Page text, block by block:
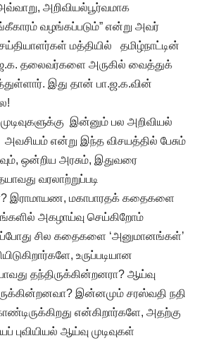
அறிவியல்பூர்வமாக
வழங்கப்படும்” என்று அவர்
மத்தியில் தமிழ்நாட்டின்
தலைவர்களை அருகில் வைத்துக்
இது தான் பா.ஜ.க.வின்
இன்னும் பல அறிவியல்
என்று இந்த விசயத்தில் பேசும்
ஒன்றிய அரசும், இதுவரை
வரலாற்றுப்படி
இராமாயண, மகாபாரதக் கதைகளை
அகழாய்வு செய்கிறோம்
சில கதைகளை ‘அனுமானங்கள்’
உருப்படியான
தந்திருக்கின்றனரா? ஆய்வு
இன்னமும் சரஸ்வதி நதி
என்கிறார்களே, அதற்கு
புவியியல் ஆய்வு முடிவுகள்